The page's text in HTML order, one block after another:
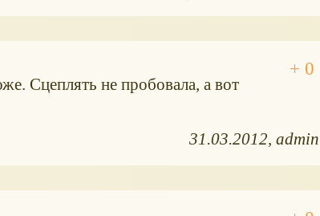
Сцеплять не пробовала, а вот
31.03.2012 admin